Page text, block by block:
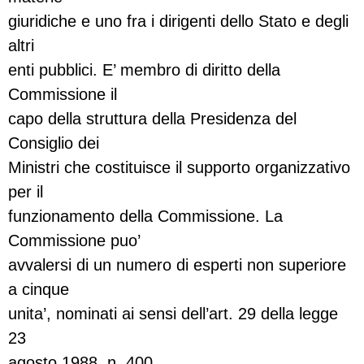
giuridiche e uno fra i dirigenti dello Stato e degli
altri
enti pubblici. E’ membro di diritto della
Commissione il
capo della struttura della Presidenza del
Consiglio dei
Ministri che costituisce il supporto organizzativo
per il
funzionamento della Commissione. La
Commissione puo’
avvalersi di un numero di esperti non superiore
a cinque
unita’, nominati ai sensi dell’art. 29 della legge
23